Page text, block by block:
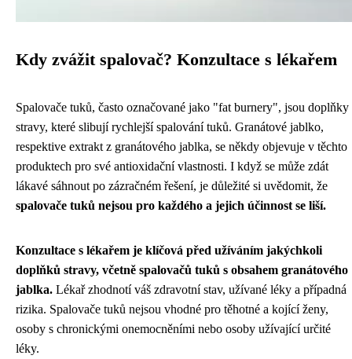
Kdy zvážit spalovač? Konzultace s lékařem
Spalovače tuků, často označované jako "fat burnery", jsou doplňky
stravy, které slibují rychlejší spalování tuků. Granátové jablko,
respektive extrakt z granátového jablka, se někdy objevuje v těchto
produktech pro své antioxidační vlastnosti. I když se může zdát
lákavé sáhnout po zázračném řešení, je důležité si uvědomit, že
spalovače tuků nejsou pro každého a jejich účinnost se liší.
Konzultace s lékařem je klíčová před užíváním jakýchkoli
doplňků stravy, včetně spalovačů tuků s obsahem granátového
jablka. Lékař zhodnotí váš zdravotní stav, užívané léky a případná
rizika. Spalovače tuků nejsou vhodné pro těhotné a kojící ženy,
osoby s chronickými onemocněními nebo osoby užívající určité
léky.